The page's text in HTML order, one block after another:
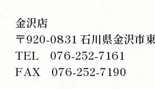
金沢店
〒920-0831 石川県金沢市
TEL 076-252-7161
FAX 076-252-7190